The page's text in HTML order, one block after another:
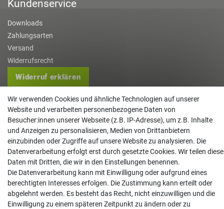
Kundenservice
Downloads
Zahlungsarten
Versand
Widerrufsrecht
Widerruf erklären
Kontakt
info@gartentechnik-hansen.de
0481 8565-0
Mo. - Do. 08:00 - 17:00 | Fr. 8:00 - 15:00
Anrufe aus dem dt. Festnetz zum Ortstarif, Preise aus dem Mobilfunknetz ggf.
abweichend (abhängig vom Provider).
Wir verwenden Cookies und ähnliche Technologien auf unserer
Website und verarbeiten personenbezogene Daten von
Besucher:innen unserer Webseite (z.B. IP-Adresse), um z.B. Inhalte
und Anzeigen zu personalisieren, Medien von Drittanbietern
einzubinden oder Zugriffe auf unsere Website zu analysieren. Die
Datenverarbeitung erfolgt erst durch gesetzte Cookies. Wir teilen diese
Daten mit Dritten, die wir in den Einstellungen benennen.
Die Datenverarbeitung kann mit Einwilligung oder aufgrund eines
berechtigten Interesses erfolgen. Die Zustimmung kann erteilt oder
abgelehnt werden. Es besteht das Recht, nicht einzuwilligen und die
Einwilligung zu einem späteren Zeitpunkt zu ändern oder zu